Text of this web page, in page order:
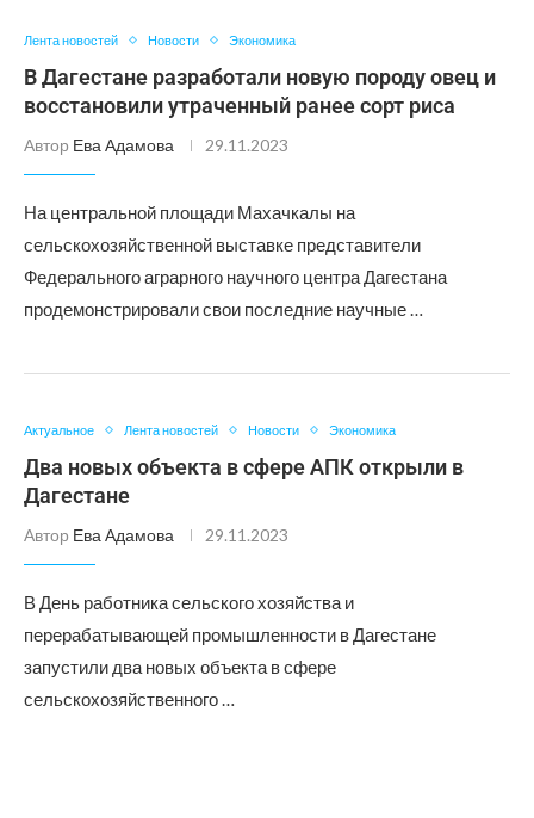
Лента новостей Новости Экономика
В Дагестане разработали новую породу овец и
восстановили утраченный ранее сорт риса
Автор Ева Адамова 29.11.2023
На центральной площади Махачкалы на
сельскохозяйственной выставке представители
Федерального аграрного научного центра Дагестана
продемонстрировали свои последние научные …
Актуальное Лента новостей Новости Экономика
Два новых объекта в сфере АПК открыли в
Дагестане
Автор Ева Адамова 29.11.2023
В День работника сельского хозяйства и
перерабатывающей промышленности в Дагестане
запустили два новых объекта в сфере
сельскохозяйственного …